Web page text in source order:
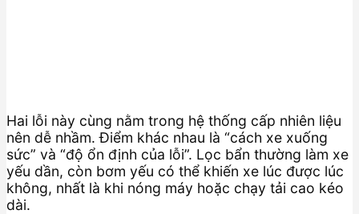
Hai lỗi này cùng nằm trong hệ thống cấp nhiên liệu
nên dễ nhầm. Điểm khác nhau là “cách xe xuống
sức” và “độ ổn định của lỗi”. Lọc bẩn thường làm xe
yếu dần, còn bơm yếu có thể khiến xe lúc được lúc
không, nhất là khi nóng máy hoặc chạy tải cao kéo
dài.